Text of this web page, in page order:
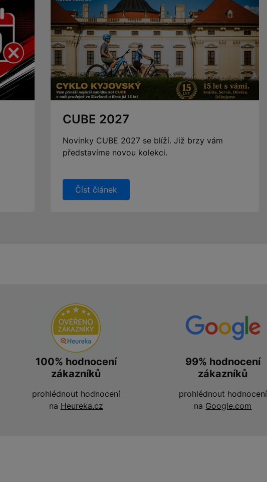
CUBE 2027
Novinky CUBE 2027 se blíží. Již brzy vám
představíme novou kolekci.
Číst článek
100% hodnocení
zákazníků
prohlédnout hodnocení
na Heureka.cz
99% hodnocení
zákazníků
prohlédnout hodnocení
na Google.com